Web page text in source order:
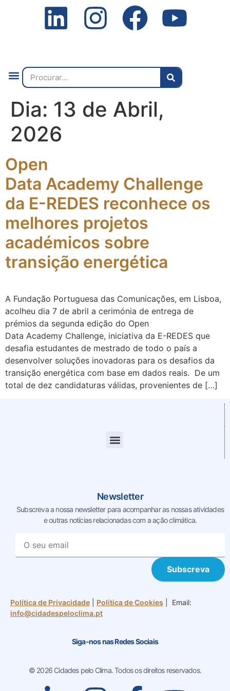
Dia: 13 de Abril,
2026
Open
Data Academy Challenge
da E-REDES reconhece os
melhores projetos
académicos sobre
transição energética
A Fundação Portuguesa das Comunicações, em Lisboa,
acolheu dia 7 de abril a cerimónia de entrega de
prémios da segunda edição do Open
Data Academy Challenge, iniciativa da E-REDES que
desafia estudantes de mestrado de todo o país a
desenvolver soluções inovadoras para os desafios da
transição energética com base em dados reais. De um
total de dez candidaturas válidas, provenientes de […]
Newsletter
Subscreva a nossa newsletter para acompanhar as nossasatividades
e outras notícias relacionadas com a ação climática.
Subscreva
Política de Privacidade Política de Cookies | Email:
info@cidadespeloclima.pt
Siga-nos nas Redes Sociais
© 2026 Cidades pelo Clima. Todos os direitos reservados.